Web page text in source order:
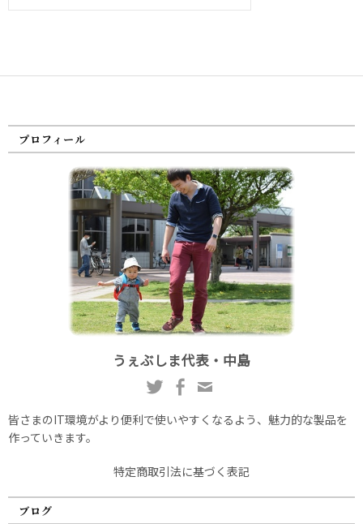
プロフィール
うぇぶしま代表・中島
皆さまのIT環境がより便利で使いやすくなるよう、魅力的な製品を
作っていきます。
特定商取引法に基づく表記
ブログ